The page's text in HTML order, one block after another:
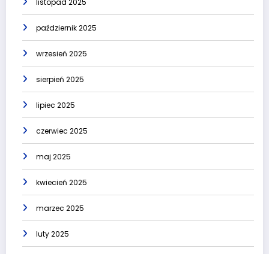
listopad 2025
październik 2025
wrzesień 2025
sierpień 2025
lipiec 2025
czerwiec 2025
maj 2025
kwiecień 2025
marzec 2025
luty 2025